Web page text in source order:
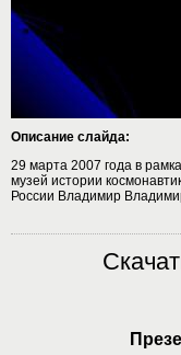
Описание слайда:
29 марта 2007 года в
музей истории
России Владимир